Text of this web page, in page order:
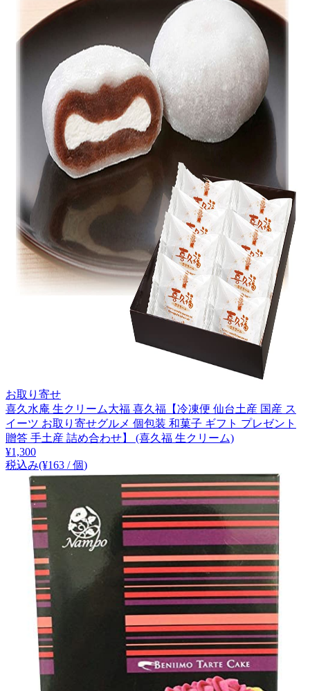
お取り寄せ
喜久水庵 生クリーム大福 喜久福【冷凍便 仙台土産 国産 ス
イーツ お取り寄せグルメ 個包装 和菓子 ギフト プレゼント
贈答 手土産 詰め合わせ】 (喜久福 生クリーム)
¥1,300
税込み(¥163 / 個)